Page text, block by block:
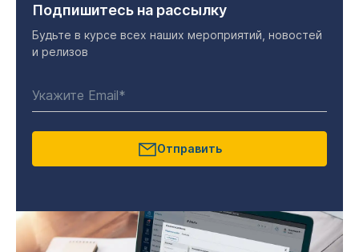
Подпишитесь на рассылку
Будьте в курсе всех наших мероприятий, новостей
и релизов
Отправить